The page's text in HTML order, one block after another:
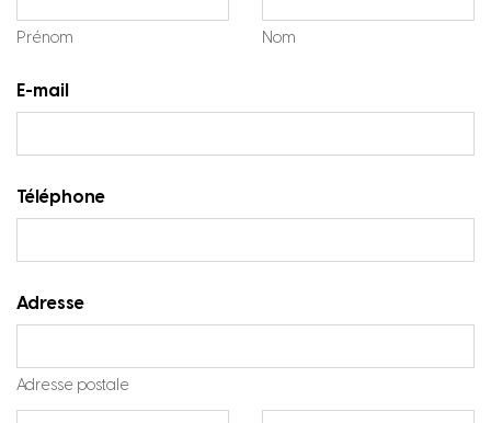
Prénom Nom
E-mail
Téléphone
Adresse
Adresse postale